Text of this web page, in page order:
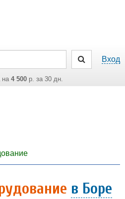
Вход
на 4 500р. за 30 дн.
в Боре